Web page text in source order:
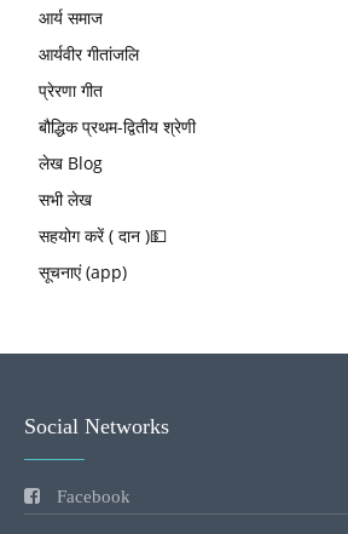
आर्य समाज
आर्यवीर गीतांजलि
प्रेरणा गीत
बौद्धिक प्रथम-द्वितीय श्रेणी
लेख Blog
सभी लेख
सहयोग करें ( दान )💵
सूचनाएं (app)
Social Networks
Facebook